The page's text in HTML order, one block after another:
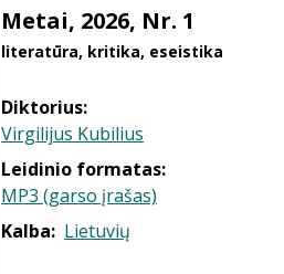
Metai, 2026, Nr. 1
literatūra, kritika, eseistika
Diktorius:
Virgilijus Kubilius
Leidinio formatas:
MP3 (garso įrašas)
Kalba: Lietuvių